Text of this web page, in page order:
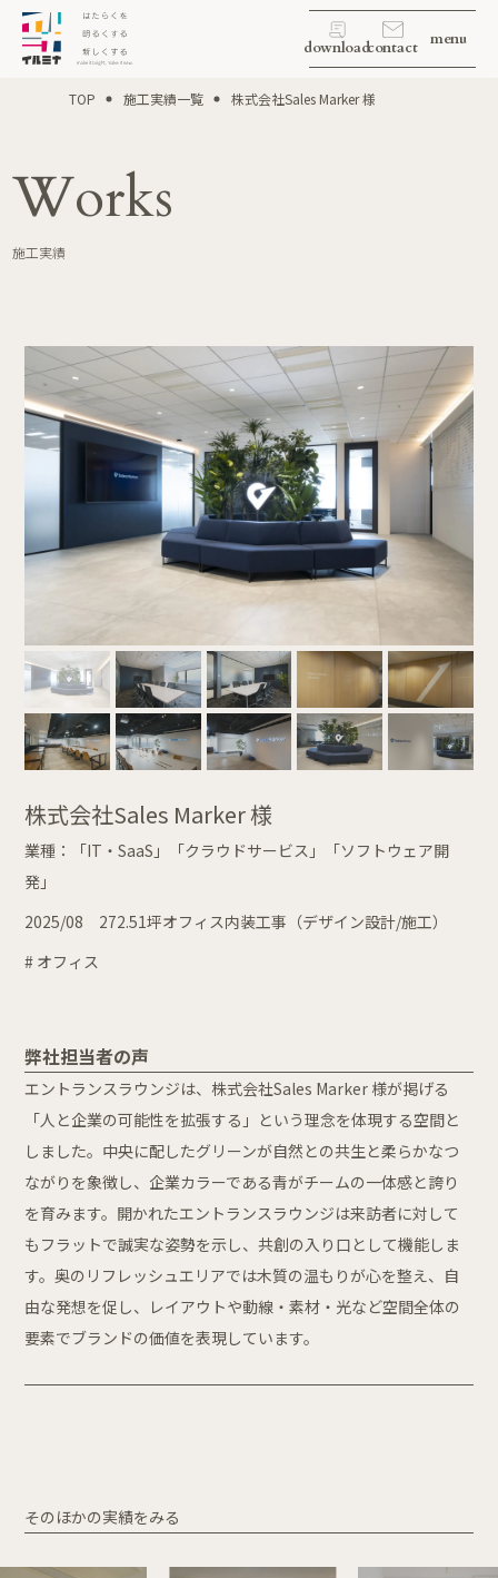
downloadcontact menu
TOP 施工実績一覧 株式会社Sales Marker 様
Works
施工実績
株式会社Sales Marker 様
業種：「IT・SaaS」「クラウドサービス」「ソフトウェア開
発」
2025/08 272.51坪オフィス内装工事（デザイン設計/施工）
# オフィス
弊社担当者の声
エントランスラウンジは、株式会社Sales Marker 様が掲げる
「人と企業の可能性を拡張する」という理念を体現する空間と
しました。中央に配したグリーンが自然との共生と柔らかなつ
ながりを象徴し、企業カラーである青がチームの一体感と誇り
を育みます。開かれたエントランスラウンジは来訪者に対して
もフラットで誠実な姿勢を示し、共創の入り口として機能しま
す。奥のリフレッシュエリアでは木質の温もりが心を整え、自
由な発想を促し、レイアウトや動線・素材・光など空間全体の
要素でブランドの価値を表現しています。
そのほかの実績をみる